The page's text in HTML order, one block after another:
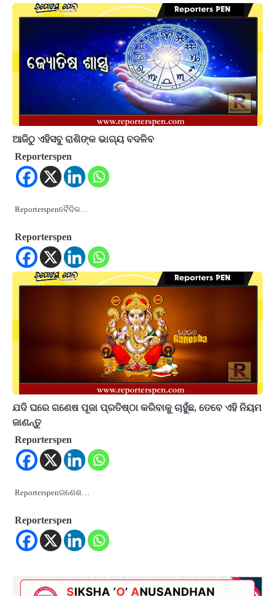
ଆଜିଠୁ ଏହିସବୁ ରାଶିଙ୍କ ଭାଗ୍ୟ ବଦଳିବ
Reporterspen
Reporterspenବୈଦିକ…
Reporterspen
ଯଦି ଘରେ ଗଣେଷ ପୂଜା ପ୍ରତିଷ୍ଠା କରିବାକୁ ଚାହୁଁଛ, ତେବେ ଏହି ନିୟମ
ଜାଣନ୍ତୁ
Reporterspen
Reporterspenଗଣେଶ…
Reporterspen